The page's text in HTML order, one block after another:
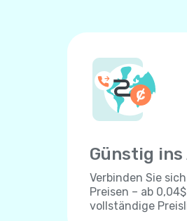
Günstig
Verbinden Sie
Preisen – ab
vollständige